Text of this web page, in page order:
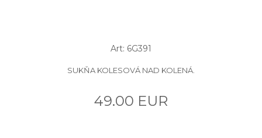
Art: 6G391
SUKŇA KOLESOVÁ NAD KOLENÁ.
49.00 EUR